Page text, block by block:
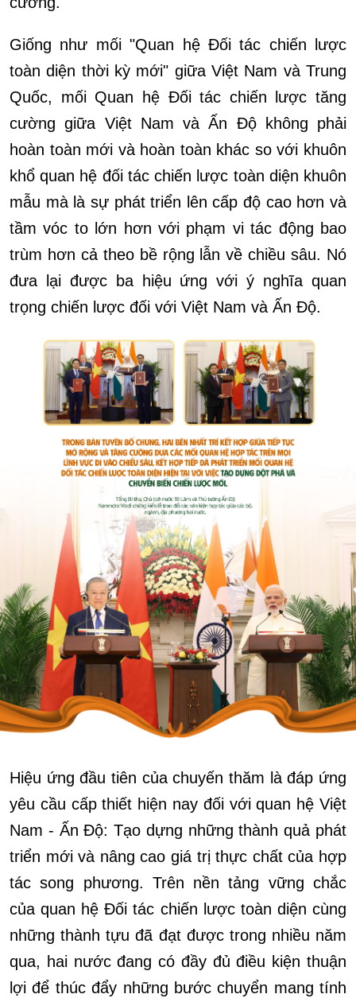
Giống như mối "Quan hệ Đối tác chiến lược
toàn diện thời kỳ mới" giữa Việt Nam và Trung
Quốc, mối Quan hệ Đối tác chiến lược tăng
cường giữa Việt Nam và Ấn Độ không phải
hoàn toàn mới và hoàn toàn khác so với khuôn
khổ quan hệ đối tác chiến lược toàn diện khuôn
mẫu mà là sự phát triển lên cấp độ cao hơn và
tầm vóc to lớn hơn với phạm vi tác động bao
trùm hơn cả theo bề rộng lẫn về chiều sâu. Nó
đưa lại được ba hiệu ứng với ý nghĩa quan
trọng chiến lược đối với Việt Nam và Ấn Độ.
Hiệu ứng đầu tiên của chuyến thăm là đáp ứng
yêu cầu cấp thiết hiện nay đối với quan hệ Việt
Nam - Ấn Độ: Tạo dựng những thành quả phát
triển mới và nâng cao giá trị thực chất của hợp
tác song phương. Trên nền tảng vững chắc
của quan hệ Đối tác chiến lược toàn diện cùng
những thành tựu đã đạt được trong nhiều năm
qua, hai nước đang có đầy đủ điều kiện thuận
lợi để thúc đẩy những bước chuyển mang tính